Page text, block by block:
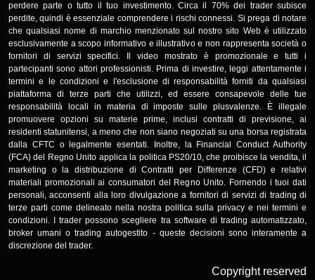
perdere parte o tutto il tuo investimento. Circa il 70% dei trader subisce
perdite, quindi è essenziale comprendere i rischi connessi. Si prega di notare
che qualsiasi nome di marchio menzionato sul nostro sito Web è utilizzato
esclusivamente a scopo informativo e illustrativo e non rappresenta società o
fornitori di servizi specifici. Il video mostrato è promozionale e tutti i
partecipanti sono attori professionisti. Prima di investire, leggi attentamente i
termini e le condizioni e l'esclusione di responsabilità forniti da qualsiasi
piattaforma di terze parti che utilizzi, ed essere consapevole delle tue
responsabilità locali in materia di imposte sulle plusvalenze. È illegale
promuovere opzioni su materie prime, inclusi contratti di previsione, ai
residenti statunitensi, a meno che non siano negoziati su una borsa registrata
dalla CFTC o legalmente esentati. Inoltre, la Financial Conduct Authority
(FCA) del Regno Unito applica la politica PS20/10, che proibisce la vendita, il
marketing o la distribuzione di Contratti per Differenze (CFD) e relativi
materiali promozionali ai consumatori del Regno Unito. Fornendo i tuoi dati
personali, acconsenti alla loro divulgazione a fornitori di servizi di trading di
terze parti come delineato nella nostra politica sulla privacy e nei termini e
condizioni. I trader possono scegliere tra software di trading automatizzato,
broker umani o trading autogestito - queste decisioni sono interamente a
discrezione del trader.
Copyright reserved